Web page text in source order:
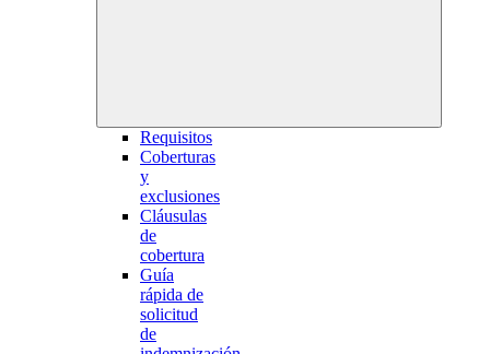
Requisitos
Coberturas
y
exclusiones
Cláusulas
de
cobertura
Guía
rápida de
solicitud
de